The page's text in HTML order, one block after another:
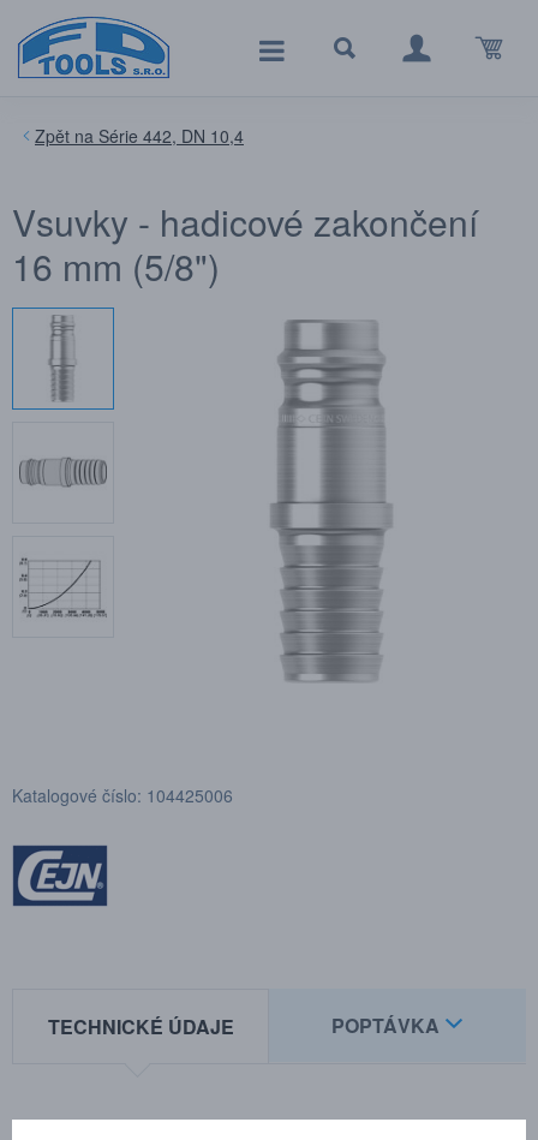
Série 442, DN 10,4
Vsuvky - hadicové zakončení
16 mm (5/8")
Katalogové číslo: 104425006
TECHNICKÉ ÚDAJE POPTÁVKA
Zakončení:hadicové zakončení 16 mm (5/8")